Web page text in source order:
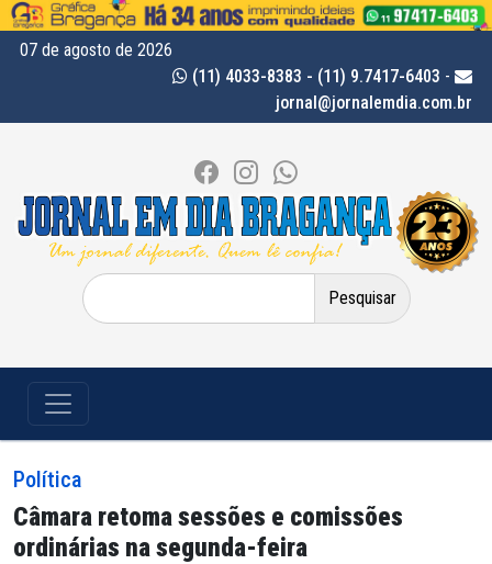
07 de agosto de 2026
(11) 4033-8383 - (11) 9.7417-6403 -
jornal@jornalemdia.com.br
Pesquisar
por:
Política
Câmara retoma sessões e comissões
ordinárias na segunda-feira